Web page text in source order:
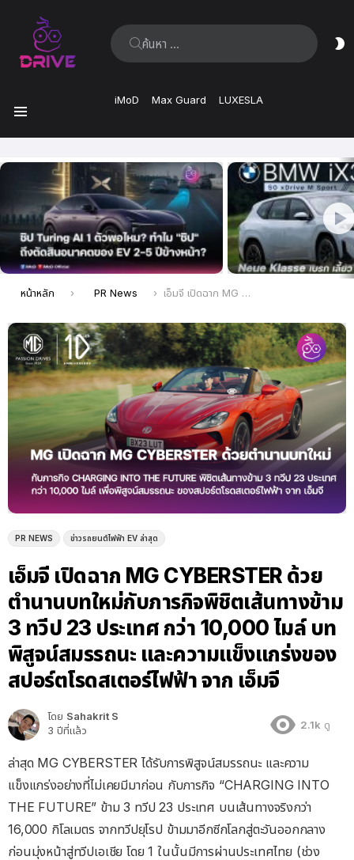
ค้นหา:
iMoD Max Guard LUXESLA
ล่าสุด
คุณอยู่ที่นี่:
หน้าหลัก PR News เอ็มจี เปิดฉาก MG CYBERSTER ด้วยตำนานบทใหม่กับภารกิจพิชิตเส้นทางข้าม 3 ทวีป 23 ประเทศ กว่า 10,000 ไมล์ บทพิสูจน์สมรรถนะ และความแข็งแกร่งของสปอร์ตโรดสเตอร์ไฟฟ้า จาก เอ็มจี
PR NEWS ข่าวรถยนต์ไฟฟ้า EV ล่าสุด
เอ็มจี เปิดฉาก MG CYBERSTER ด้วย
ตำนานบทใหม่กับภารกิจพิชิตเส้นทางข้าม
3 ทวีป 23 ประเทศ กว่า 10,000 ไมล์ บท
พิสูจน์สมรรถนะ และความแข็งแกร่งของ
สปอร์ตโรดสเตอร์ไฟฟ้า จาก เอ็มจี
โดย Sahakrit S
3 ปีที่แล้ว
2.1k ดู
ล่าสุด MG CYBERSTER ได้รับการพิสูจน์สมรรถนะ และความ
แข็งแกร่งอย่างที่ไม่เคยมีมาก่อน กับภารกิจ “CHARGING INTO
THE FUTURE” ข้าม 3 ทวีป 23 ประเทศ บนเส้นทางจริงกว่า
16,000 กิโลเมตร จากทวีปยุโรป ข้ามมาอีกซีกโลกสู่ตะวันออกกลาง
ก่อนมุ่งหน้าสู่ทวีปเอเชีย โดย 1 ในนั้นมีการผ่านประเทศไทย (ช่วง